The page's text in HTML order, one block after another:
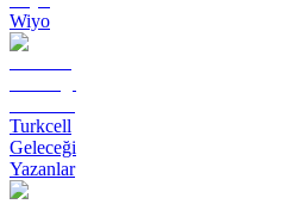
Wiyo
Turkcell
Geleceği
Yazanlar